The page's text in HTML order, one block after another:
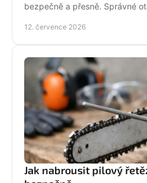
bezpečně a přesně. Správné
12. července 2026
Jak nabrousit pilový